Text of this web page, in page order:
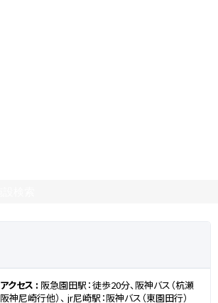
アクセス : 阪急園田駅：徒歩20分、阪神バス（杭瀬
阪神尼崎行他）、 jr尼崎駅：阪神バス（東園田行）